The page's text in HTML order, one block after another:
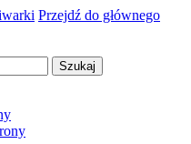
Przejdź do głównego